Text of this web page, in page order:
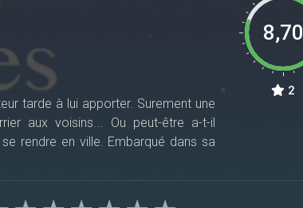
tarde à lui apporter. Surement une
aux voisins... Ou peut-être a-t-il
rendre en ville. Embarqué dans sa
au caractère bien trempé qui
». Seulement, lorsque cette
naïvement de partir à sa recherche.
8,70
2